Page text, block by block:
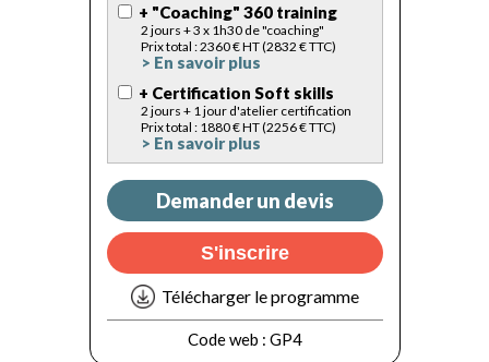
+ "Coaching" 360 training
2 jours + 3 x 1h30 de "coaching"
Prix total : 2360 € HT (2832 € TTC)
> En savoir plus
+ Certification Soft skills
2 jours + 1 jour d'atelier certification
Prix total : 1880 € HT (2256 € TTC)
> En savoir plus
Demander un devis
S'inscrire
Télécharger le programme
Code web : GP4